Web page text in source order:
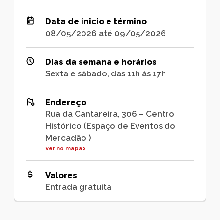
Data de inicio e término
08/05/2026 até 09/05/2026
Dias da semana e horários
Sexta e sábado, das 11h às 17h
Endereço
Rua da Cantareira, 306 – Centro
Histórico (Espaço de Eventos do
Mercadão )
Ver no mapa
Valores
Entrada gratuita